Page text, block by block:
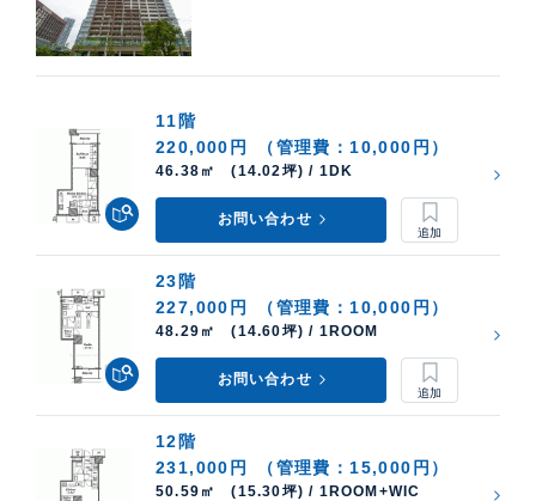
11階
220,000円
（管理費：10,000円）
46.38㎡ (14.02坪) / 1DK
お問い合わせ
23階
227,000円
（管理費：10,000円）
48.29㎡ (14.60坪) / 1ROOM
お問い合わせ
12階
231,000円
（管理費：15,000円）
50.59㎡ (15.30坪) / 1ROOM+WIC